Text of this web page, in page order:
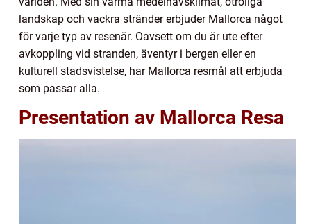
landskap och vackra stränder erbjuder Mallorca något
för varje typ av resenär. Oavsett om du är ute efter
avkoppling vid stranden, äventyr i bergen eller en
kulturell stadsvistelse, har Mallorca resmål att erbjuda
som passar alla.
Presentation av Mallorca Resa